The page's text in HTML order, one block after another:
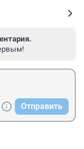
Отправить